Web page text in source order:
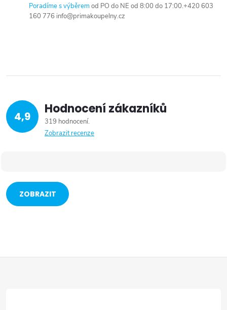
Poradíme s výběremod PO do NE od 8:00 do 17:00.+420 603
160 776 info@primakoupelny.cz
4,9 Hodnocení zákazníků
319 hodnocení
Zobrazit recenze
ZOBRAZIT